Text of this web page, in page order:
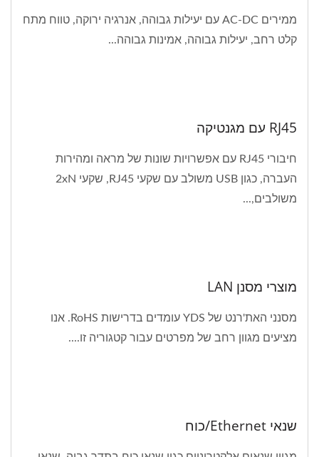
ממירים AC-DC עם יעילות גבוהה, אנרגיה ירוקה, טווח מתח
קלט רחב, יעילות גבוהה, אמינות גבוהה...
RJ45 עם מגנטיקה
חיבורי RJ45 עם אפשרויות שונות של מראה ומהירות
העברה, כגון USB משולב עם שקעי RJ45, שקעי 2xN
משולבים,...
מוצרי מסנן LAN
מסנני האת'רנט של YDS עומדים בדרישות RoHS. אנו
מציעים מגוון רחב של מפרטים עבור קטגוריה זו....
שנאי Ethernet/כוח